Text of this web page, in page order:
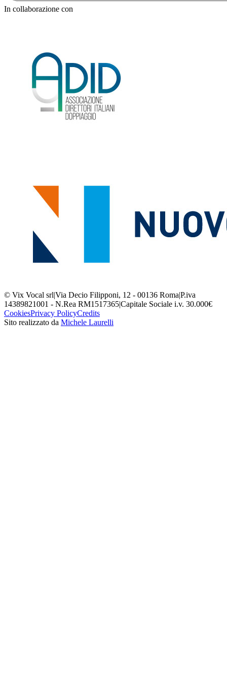
In collaborazione con
© Vix Vocal srl|Via Decio Filipponi, 12 - 00136 Roma|P.iva
14389821001 - N.Rea RM1517365|Capitale Sociale i.v. 30.000€
CookiesPrivacy PolicyCredits
Sito realizzato da Michele Laurelli